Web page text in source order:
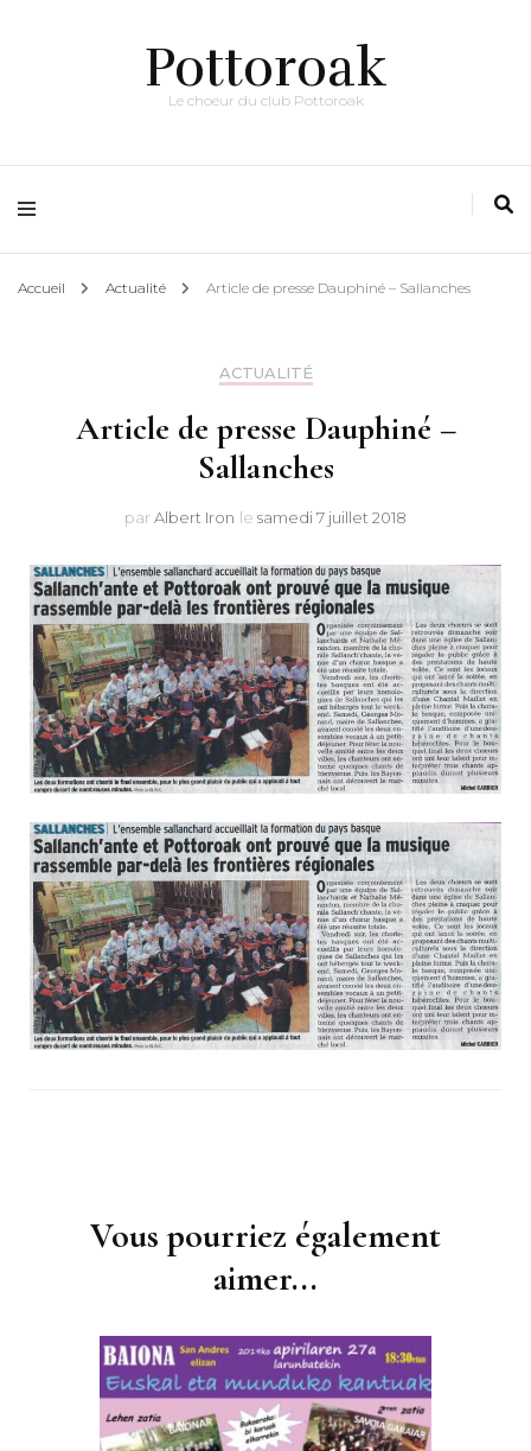
Pottoroak
Le choeur du club Pottoroak
Accueil Actualité Article de presse Dauphiné – Sallanches
ACTUALITÉ
Article de presse Dauphiné –
Sallanches
par Albert Iron le samedi 7 juillet 2018
Vous pourriez également
aimer...